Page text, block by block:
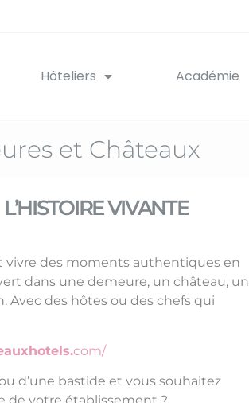
Hôteliers Académie
et Châteaux
LA TRADITION REVISITÉE
vivre des moments authentiques en
dans une demeure, un château, un
Avec des hôtes ou des chefs qui
com/
d’une bastide et vous souhaitez